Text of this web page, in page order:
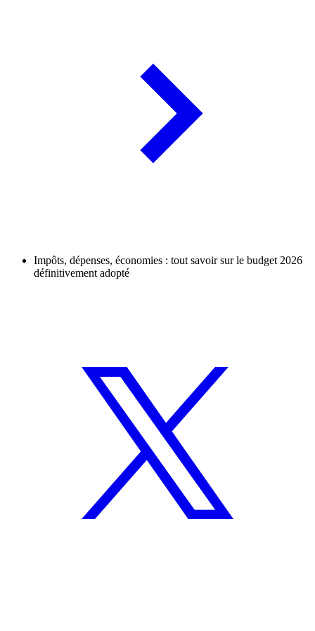
Impôts, dépenses, économies : tout savoir sur le budget 2026
définitivement adopté